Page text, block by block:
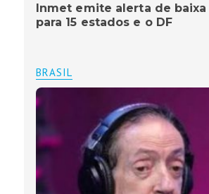
Inmet emite alerta de
para 15 estados e o DF
BRASIL